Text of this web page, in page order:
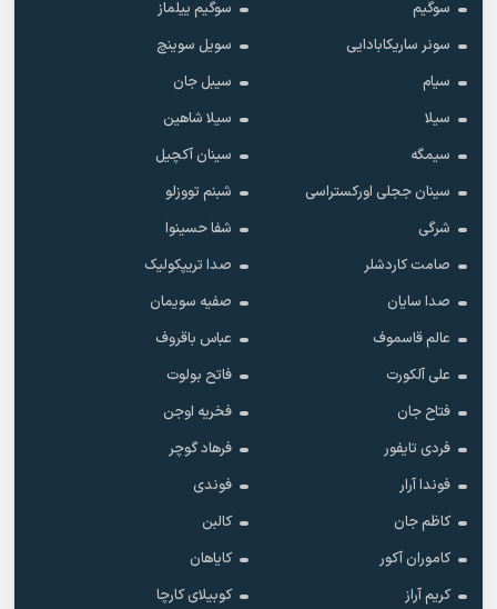
سوگیم
سوگیم ییلماز
سونر ساریکابادایی
سویل سوینچ
سیام
سیبل جان
سیلا
سیلا شاهین
سیمگه
سینان آکچیل
سینان ججلی اورکستراسی
شبنم تووزلو
شرگی
شفا حسینوا
صامت کاردشلر
صدا تریپکولیک
صدا سایان
صفیه سویمان
عالم قاسموف
عباس باقروف
علی آلکورت
فاتح بولوت
فتاح جان
فخریه اوجن
فردی تایفور
فرهاد گوچر
فوندا آرار
فوندی
کاظم جان
کالبن
کاموران آکور
کایاهان
کریم آراز
کوبیلای کارچا